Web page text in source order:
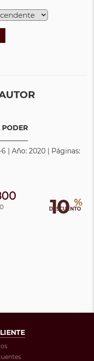
| Año: 2020 | Páginas:
10 %
DESCUENTO